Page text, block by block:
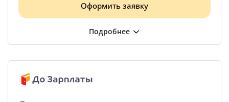
Оформить заявку